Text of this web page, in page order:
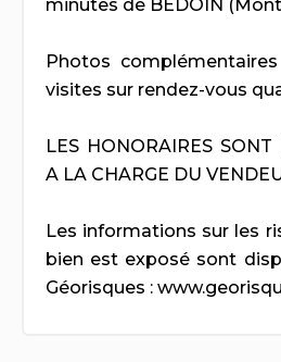
minutes de BEDOIN
Photos
visites sur rendez-vous
LES HONORAIRES
A LA CHARGE DU
Les informations sur les
bien est exposé sont
Géorisques :